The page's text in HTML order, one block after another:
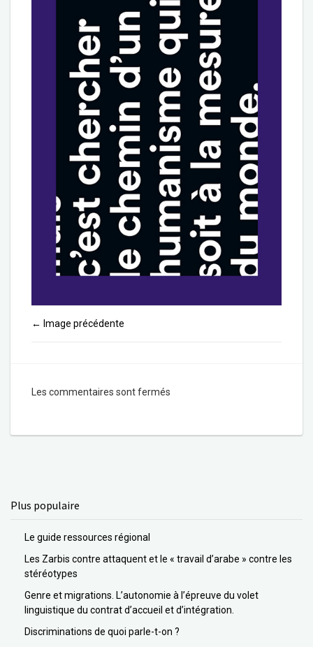
← Image précédente
Les commentaires sont fermés
Plus populaire
Le guide ressources régional
Les Zarbis contre attaquent et le « travail d’arabe » contre les
stéréotypes
Genre et migrations. L’autonomie à l’épreuve du volet
linguistique du contrat d’accueil et d’intégration.
Discriminations de quoi parle-t-on ?